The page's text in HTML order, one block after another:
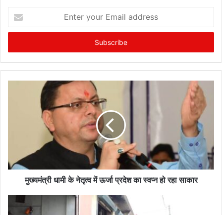
t
r
y
d
मुख्यमंत्री धामी के नेतृत्व में ऊर्जा प्रदेश का स्वप्न हो रहा साकार